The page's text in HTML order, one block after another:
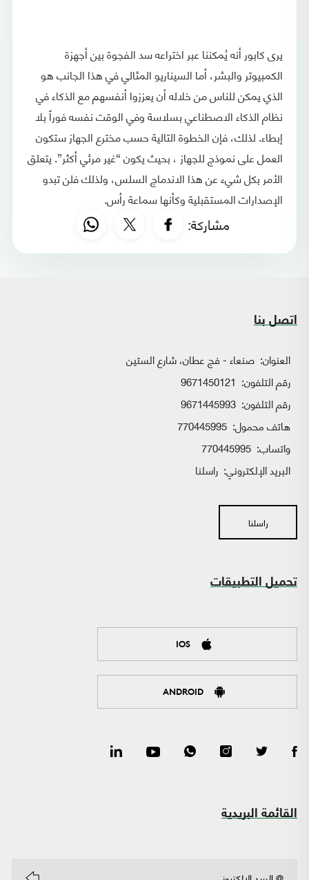
يرى كابور أنه يُمكننا عبر اختراعه سد الفجوة بين أجهزة
الكمبيوتر والبشر، أما السيناريو المثالي في هذا الجانب هو
الذي يمكن للناس من خلاله أن يعززوا أنفسهم مع الذكاء في
نظام الذكاء الاصطناعي بسلاسة وفي الوقت نفسه فوراً بلا
إبطاء. لذلك، فإن الخطوة التالية حسب مخترع الجهاز ستكون
العمل على نموذج للجهاز ، بحيث يكون “غير مرئي أكثر”. يتعلق
الأمر بكل شيء عن هذا الاندماج السلس، ولذلك فلن تبدو
الإصدارات المستقبلية وكأنها سماعة رأس.
مشاركة:
اتصل بنا
العنوان: صنعاء - فج عطان، شارع الستين
رقم التلفون: 9671450121
رقم التلفون: 9671445993
هاتف محمول: 770445995
واتساب:
البريد الإلكتروني: راسلنا
راسلنا
تحميل التطبيقات
IOS
ANDROID
القائمة البريدية